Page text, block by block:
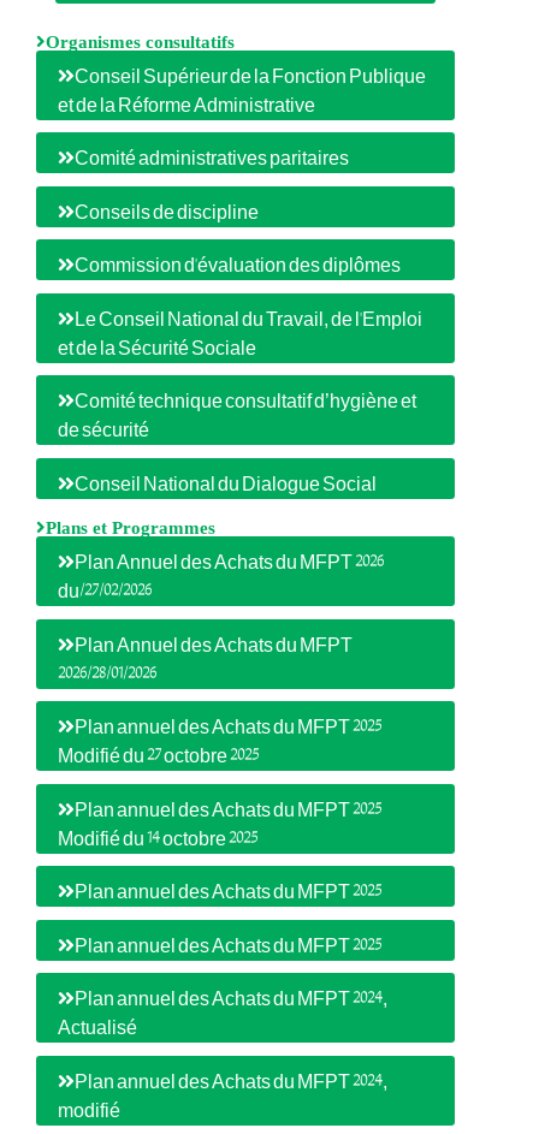
Organismes consultatifs
Conseil Supérieur de la Fonction Publique
et de la Réforme Administrative
Comité administratives paritaires
Conseils de discipline
Commission d'évaluation des diplômes
Le Conseil National du Travail, de l'Emploi
et de la Sécurité Sociale
Comité technique consultatif d’hygiène et
de sécurité
Conseil National du Dialogue Social
Plans et Programmes
Plan Annuel des Achats du MFPT 2026
du/27/02/2026
Plan Annuel des Achats du MFPT
2026/28/01/2026
Plan annuel des Achats du MFPT 2025
Modifié du 27 octobre 2025
Plan annuel des Achats du MFPT 2025
Modifié du 14 octobre 2025
Plan annuel des Achats du MFPT 2025
Plan annuel des Achats du MFPT 2025
Plan annuel des Achats du MFPT 2024,
Actualisé
Plan annuel des Achats du MFPT 2024,
modifié